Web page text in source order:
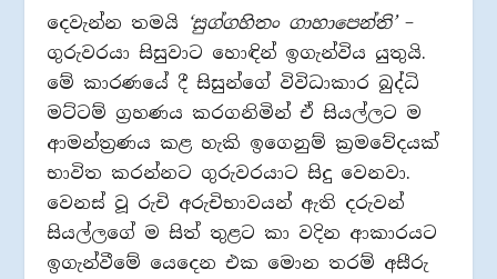
දෙවැන්න තමයි ‘සුග්ගහිතං ගාහාපෙන්ති’–
ගුරුවරයා සිසුවාට හොඳින් ඉගැන්විය යුතුයි.
මේ කාරණයේ දී සිසුන්ගේ විවිධාකාර බුද්ධි
මට්ටම් ග‍්‍රහණය කරගනිමින් ඒ සියල්ලට ම
ආමන්ත‍්‍රණය කළ හැකි ඉගෙනුම් ක‍්‍රමවේදයක්
භාවිත කරන්නට ගුරුවරයාට සිදු වෙනවා.
වෙනස් වූ රුචි අරුචිභාවයන් ඇති දරුවන්
සියල්ලගේ ම සිත් තුළට කා වදින ආකාරයට
ඉගැන්වීමේ යෙදෙන එක මොන තරම් අසීරු